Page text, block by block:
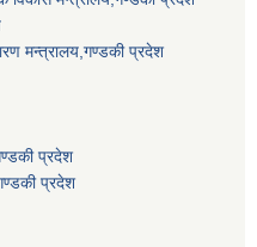
मन्त्रालय,गण्डकी प्रदेश
प्रदेश
प्रदेश